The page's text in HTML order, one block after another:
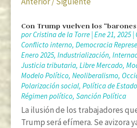
Con Trump vuelven los
porCristina de la Torre|Ene 21, 2025|
Conflicto interno, Democracia
Enero 2025, Industrialización,
Justicia tributaria, Libre Mercado,
Modelo Político, Neoliberalismo,
Polarización social, Política de Estado
Régimen político, Sanción Política
La ilusión de los trabajadores
Trump será efímera. Se avizora